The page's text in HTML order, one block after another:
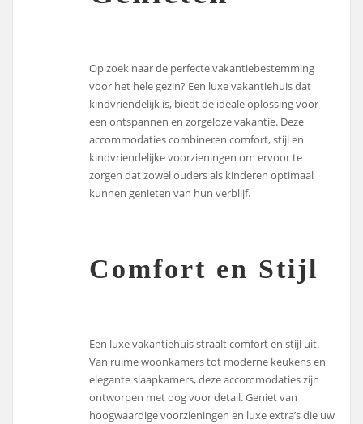
Op zoek naar de perfecte vakantiebestemming
voor het hele gezin? Een luxe vakantiehuis dat
kindvriendelijk is, biedt de ideale oplossing voor
een ontspannen en zorgeloze vakantie. Deze
accommodaties combineren comfort, stijl en
kindvriendelijke voorzieningen om ervoor te
zorgen dat zowel ouders als kinderen optimaal
kunnen genieten van hun verblijf.
Comfort en Stijl
Een luxe vakantiehuis straalt comfort en stijl uit.
Van ruime woonkamers tot moderne keukens en
elegante slaapkamers, deze accommodaties zijn
ontworpen met oog voor detail. Geniet van
hoogwaardige voorzieningen en luxe extra’s die uw